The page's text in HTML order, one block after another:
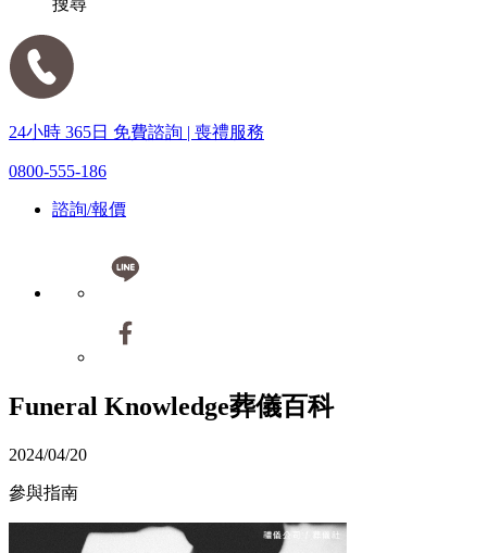
24小時 365日 免費諮詢 | 喪禮服務
0800-555-186
諮詢/報價
Funeral Knowledge葬儀百科
2024/04/20
參與指南